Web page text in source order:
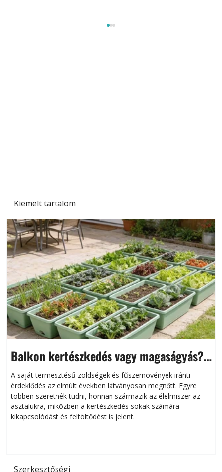
Kiemelt tartalom
Balkon kertészkedés vagy magaságyás?
Helytakarékos kertészkedés
A saját termesztésű zöldségek és fűszernövények iránti
érdeklődés az elmúlt években látványosan megnőtt. Egyre
többen szeretnék tudni, honnan származik az élelmiszer az
asztalukra, miközben a kertészkedés sokak számára
kikapcsolódást és feltöltődést is jelent.
Szerkesztőségi